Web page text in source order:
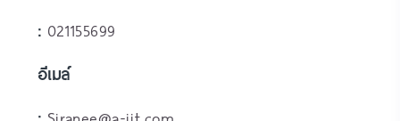
: 021155699
อีเมล์